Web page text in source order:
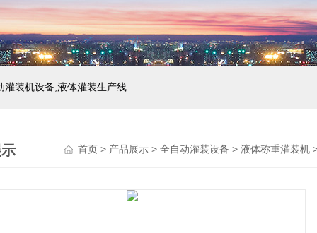
灌装机设备,液体灌装生产线
首页> 产品展示> 全自动灌装设备 > 液体称重灌装机>